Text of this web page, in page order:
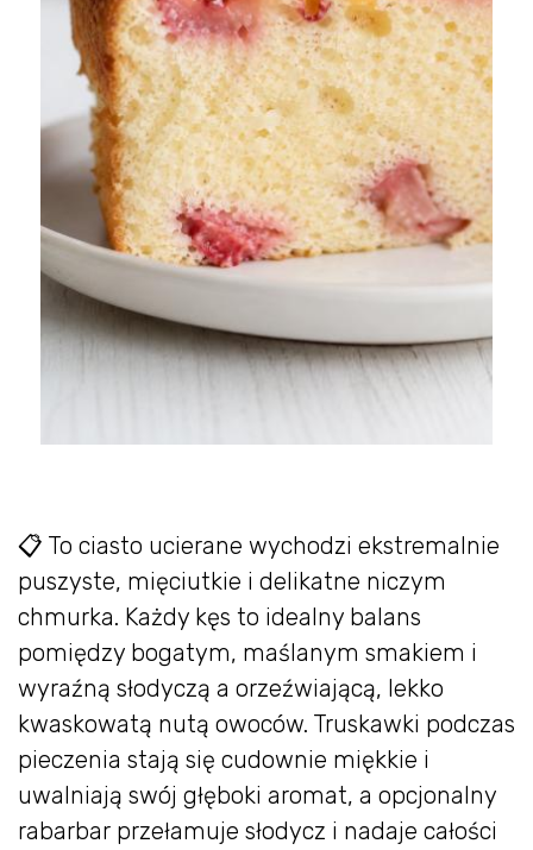
📋 To ciasto ucierane wychodzi ekstremalnie
puszyste, mięciutkie i delikatne niczym
chmurka. Każdy kęs to idealny balans
pomiędzy bogatym, maślanym smakiem i
wyraźną słodyczą a orzeźwiającą, lekko
kwaskowatą nutą owoców. Truskawki podczas
pieczenia stają się cudownie miękkie i
uwalniają swój głęboki aromat, a opcjonalny
rabarbar przełamuje słodycz i nadaje całości